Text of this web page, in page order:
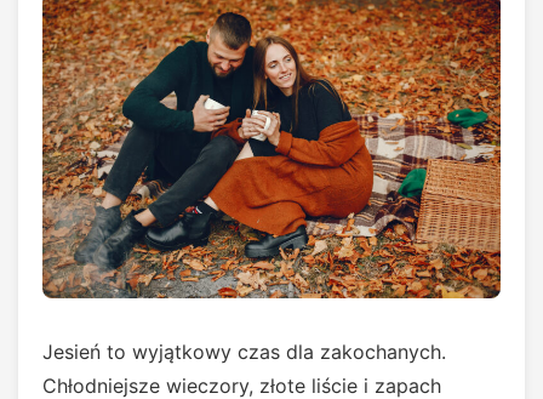
Jesień to wyjątkowy czas dla zakochanych.
Chłodniejsze wieczory, złote liście i zapach